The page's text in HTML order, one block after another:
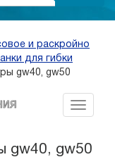
и раскройно
для гибки
gw40, gw50
gw40, gw50